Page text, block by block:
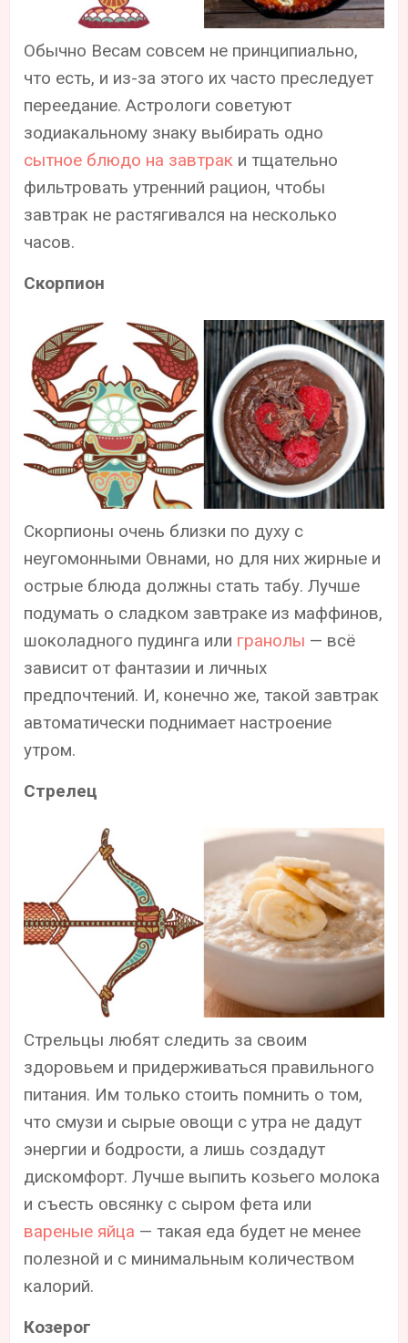
Обычно Весам совсем не принципиально,
что есть, и из-за этого их часто преследует
переедание. Астрологи советуют
зодиакальному знаку выбирать одно
сытное блюдо на завтрак и тщательно
фильтровать утренний рацион, чтобы
завтрак не растягивался на несколько
часов.
Скорпион
Скорпионы очень близки по духу с
неугомонными Овнами, но для них жирные и
острые блюда должны стать табу. Лучше
подумать о сладком завтраке из маффинов,
шоколадного пудинга или гранолы — всё
зависит от фантазии и личных
предпочтений. И, конечно же, такой завтрак
автоматически поднимает настроение
утром.
Стрелец
Стрельцы любят следить за своим
здоровьем и придерживаться правильного
питания. Им только стоить помнить о том,
что смузи и сырые овощи с утра не дадут
энергии и бодрости, а лишь создадут
дискомфорт. Лучше выпить козьего молока
и съесть овсянку с сыром фета или
вареные яйца — такая еда будет не менее
полезной и с минимальным количеством
калорий.
Козерог